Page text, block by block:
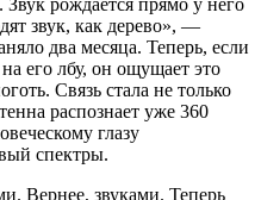
звук, как дерево», —
два месяца. Теперь, если
его лбу, он ощущает это
Связь стала не только
распознает уже 360
глазу
спектры.
Вернее, звуками. Теперь